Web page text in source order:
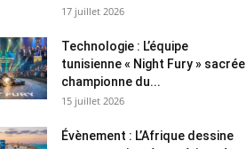
17 juillet 2026
Technologie : L’équipe
tunisienne « Night Fury » sacrée
championne du...
15 juillet 2026
Évènement : L’Afrique dessine